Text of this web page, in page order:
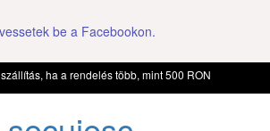
be a Facebookon.
ha a rendelés több, mint 500 RON